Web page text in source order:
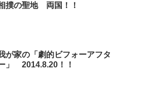
撲の聖地 両国！！
が家の「劇的ビフォーアフタ
」 2014.8.20！！